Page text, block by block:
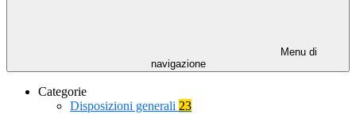
Menu di
navigazione
Categorie
Disposizioni generali 23